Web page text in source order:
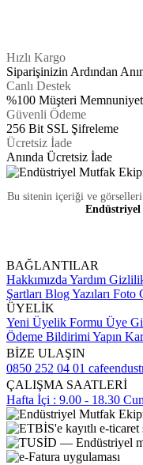
Hızlı Kargo
Siparişinizin Ardından
Canlı Destek
%100 Müşteri
Güvenli Ödeme
256 Bit SSL Şifreleme
Ücretsiz İade
Anında Ücretsiz İade
Bu sitenin içeriği ve görselleri
Endüstriyel
BAĞLANTILAR
Hakkımızda Yardım
Şartları Blog Yazıları Foto
ÜYELİK
Yeni Üyelik Formu Üye
Ödeme Bildirimi Yapın
BİZE ULAŞIN
0850 252 04 01
ÇALIŞMA SAATLERİ
Hafta İçi : 9.00 - 18.30